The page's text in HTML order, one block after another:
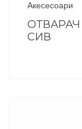
Акесесоари
СИВ